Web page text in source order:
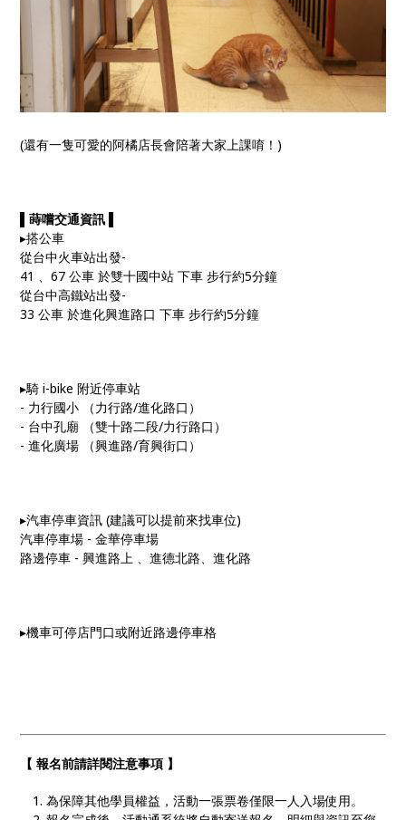
(還有一隻可愛的阿橘店長會陪著大家上課唷！)
▌蒔嚐交通資訊 ▌
▸搭公車
從台中火車站出發-
41 、67 公車 於雙十國中站 下車 步行約5分鐘
從台中高鐵站出發-
33 公車 於進化興進路口 下車 步行約5分鐘
▸騎 i-bike 附近停車站
- 力行國小 （力行路/進化路口）
- 台中孔廟 （雙十路二段/力行路口）
- 進化廣場 （興進路/育興街口）
▸汽車停車資訊 (建議可以提前來找車位)
汽車停車場 - 金華停車場
路邊停車 - 興進路上 、進德北路、進化路
▸機車可停店門口或附近路邊停車格
【 報名前請詳閱注意事項 】
為保障其他學員權益，活動一張票卷僅限一人入場使用。